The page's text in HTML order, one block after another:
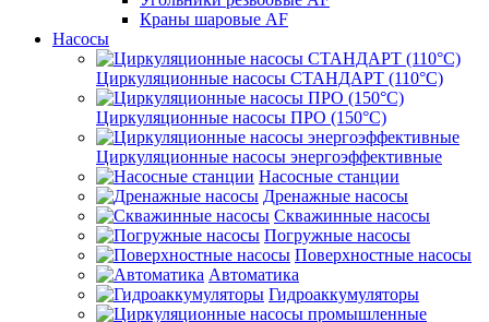
Краны шаровые AF
Насосы
Циркуляционные насосы СТАНДАРТ (110°C)
Циркуляционные насосы ПРО (150°C)
Циркуляционные насосы энергоэффективные
Насосные станции
Дренажные насосы
Скважинные насосы
Погружные насосы
Поверхностные насосы
Автоматика
Гидроаккумуляторы